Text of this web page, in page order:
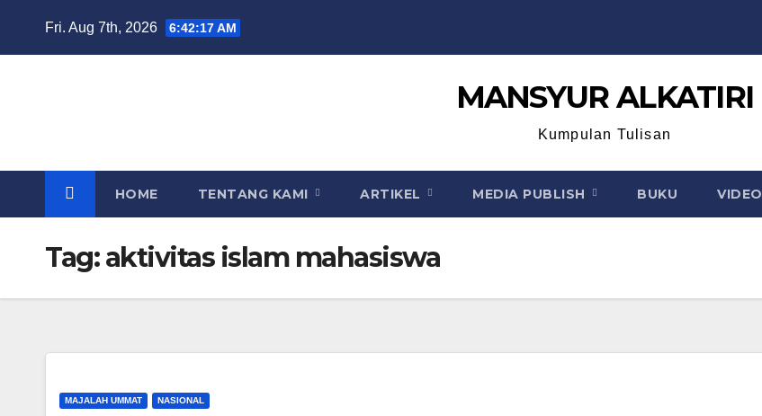
Fri. Aug 7th, 2026 6:42:17 AM
MANSYUR ALKATIRI
Kumpulan Tulisan
HOME TENTANG KAMI ARTIKEL MEDIA PUBLISH BUKU VIDEO
Tag:aktivitas islam mahasiswa
MAJALAH UMMAT NASIONAL